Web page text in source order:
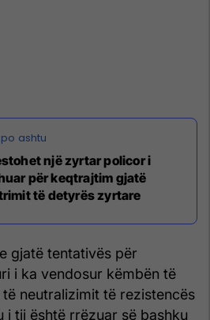
një zyrtar policor i
për keqtrajtim gjatë
të detyrës zyrtare
gjatë tentativës për
i ka vendosur këmbën të
neutralizimit të rezistencës
i tij është rrëzuar së bashku